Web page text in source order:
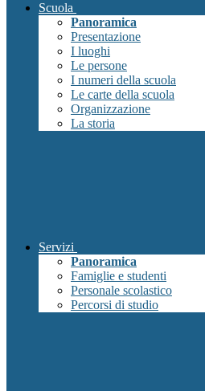
Scuola
Panoramica
Presentazione
I luoghi
Le persone
I numeri della scuola
Le carte della scuola
Organizzazione
La storia
Servizi
Panoramica
Famiglie e studenti
Personale scolastico
Percorsi di studio